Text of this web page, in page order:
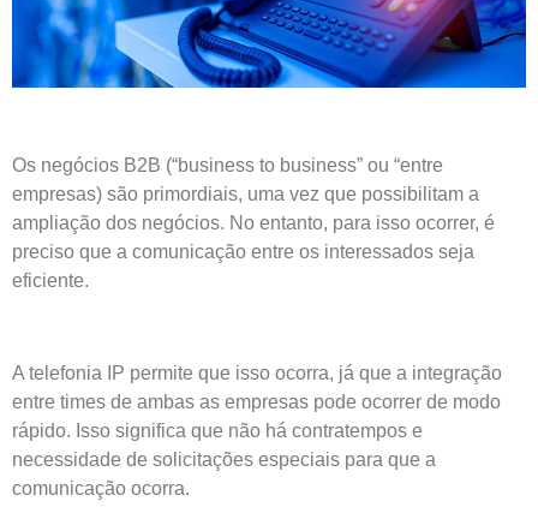
Os negócios B2B (“business to business” ou “entre
empresas) são primordiais, uma vez que possibilitam a
ampliação dos negócios. No entanto, para isso ocorrer, é
preciso que a comunicação entre os interessados seja
eficiente.
A telefonia IP permite que isso ocorra, já que a integração
entre times de ambas as empresas pode ocorrer de modo
rápido. Isso significa que não há contratempos e
necessidade de solicitações especiais para que a
comunicação ocorra.